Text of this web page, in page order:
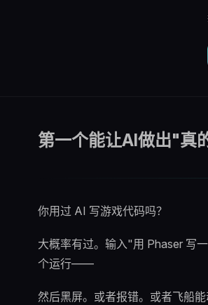
第一个能让AI做出"真
你用过 AI 写游戏代码吗？
大概率有过。输入"用 Phaser 写
个运行——
然后黑屏。或者报错。或者飞船能